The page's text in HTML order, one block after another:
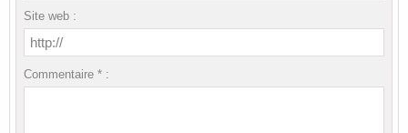
Site web :
Commentaire * :